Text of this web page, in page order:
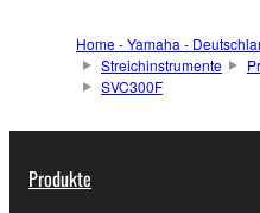
Home - Yamaha -
Streichinstrumente
SVC300F
Produkte